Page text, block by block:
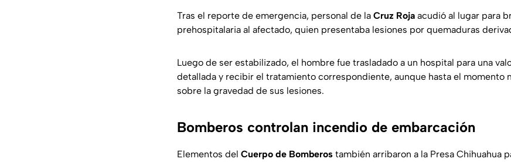
Tras el reporte de emergencia, personal de la Cruz Roja acudió al lugar para
prehospitalaria al afectado, quien presentaba lesiones por quemaduras
Luego de ser estabilizado, el hombre fue trasladado a un hospital para una
detallada y recibir el tratamiento correspondiente, aunque hasta el momento
sobre la gravedad de sus lesiones.
Bomberos controlan incendio de embarcación
Elementos del Cuerpo de Bomberos también arribaron a la Presa Chihuahua